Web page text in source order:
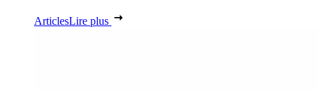
ArticlesLire plus